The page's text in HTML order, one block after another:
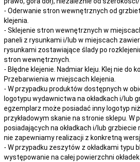
- Oderwanie stron wewnętrznych od
klejenia.
- Sklejenie stron wewnętrznych w
paneli z rysunkami i/lub w miejscach
rysunkami zostawiające ślady po
stron wewnętrznych.
- Błędne klejenie. Nadmiar kleju. Klej nie do
Przebarwienia w miejscach klejenia.
- W przypadku produktów dostępnych w
logotypu wydawnictwa na okładkach i/lub
egzemplarz może posiadać inny logotyp
przykładowym skanie na stronie sklepu. W
posiadających na okładkach i/lub
nie zapewniamy realizacji z konkretną
- W przypadku zeszytów z okładkami typu
występowanie na całej powierzchni